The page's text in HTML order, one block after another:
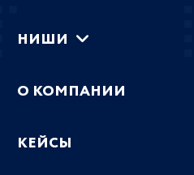
НИШИ
О КОМПАНИИ
КЕЙСЫ